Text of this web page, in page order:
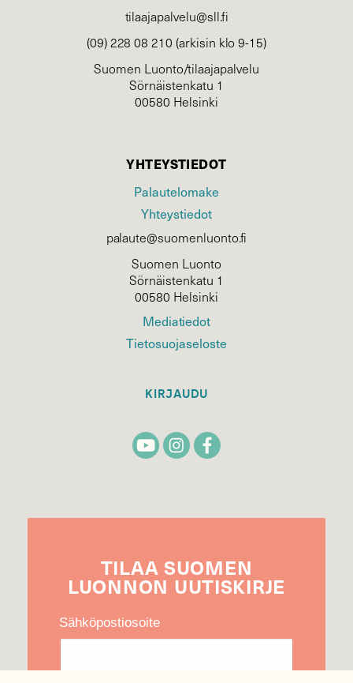
tilaajapalvelu@sll.fi
(09) 228 08 210 (arkisin klo 9-15)
Suomen Luonto/tilaajapalvelu
Sörnäistenkatu 1
00580 Helsinki
YHTEYSTIEDOT
Palautelomake
Yhteystiedot
palaute@suomenluonto.fi
Suomen Luonto
Sörnäistenkatu 1
00580 Helsinki
Mediatiedot
Tietosuojaseloste
KIRJAUDU
TILAA SUOMEN
LUONNON UUTIS­KIRJE
Sähköpostiosoite